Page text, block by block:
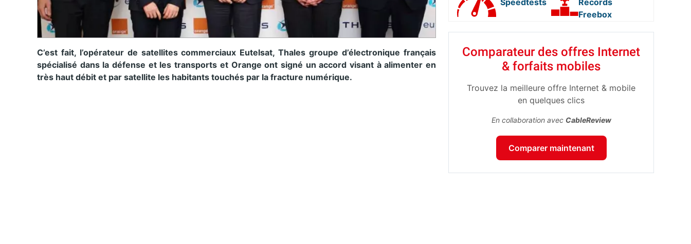
C’est fait, l’opérateur de satellites commerciaux Eutelsat, Thales groupe d’électronique français
spécialisé dans la défense et les transports et Orange ont signé un accord visant à alimenter en
très haut débit et par satellite les habitants touchés par la fracture numérique.
Speedtests
Records
Freebox
Comparateur des offres Internet
& forfaits mobiles
Trouvez la meilleure offre Internet & mobile
en quelques clics
En collaboration avec CableReview
Comparer maintenant